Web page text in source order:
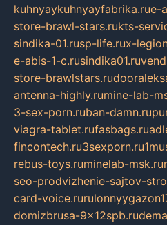
kuhnyaykuhnyayfabrika.rue-
store-brawl-stars.rukts-
sindika-01.rusp-life.rux-
e-abis-1-c.rusindika01.ru
store-brawlstars.ru
antenna-highly.rumine-lab-
3-sex-porn.ruban-damn.ru
viagra-tablet.rufasbags.ru
fincontech.ru3sexporn.ru
rebus-toys.ruminelab-msk.ru
seo-prodvizhenie-sajtov-
card-voice.ru
domizbrusa-9x12spb.ru